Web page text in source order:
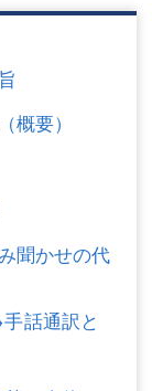
要）
聞かせの代
話通訳と